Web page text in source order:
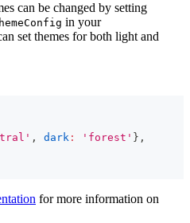
can be changed by setting
in your
set themes for both light and
, dark : 'forest' } ,
for more information on